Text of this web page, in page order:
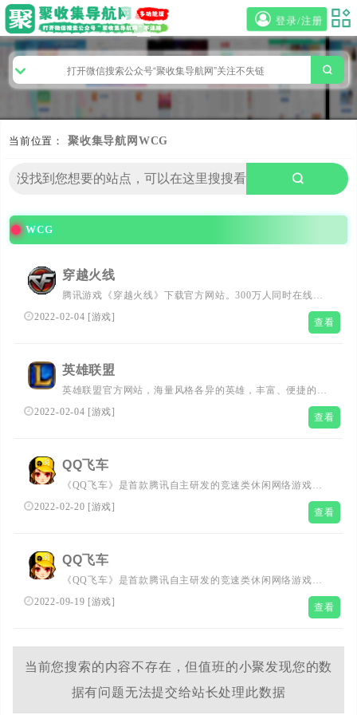
登录/注册
当前位置： 聚收集导航网 WCG
WCG
穿越火线
腾讯游戏《穿越火线》下载官方网站。300万人同时在线，
三亿鼠标的枪战梦想。《穿越火线》追求的不仅仅是开枪的
爽快感，而是来自相互合作及默契带来的战略意义。刚更新
2022-02-04 [游戏] 查看
英雄联盟
英雄联盟官方网站，海量风格各异的英雄，丰富、便捷的物
品合成系统，游戏内置的匹配、排行和竞技系统，独创
的“召唤师”系统及技能、符文、天赋等系统组合，必将带你
2022-02-04 [游戏] 查看
QQ飞车
《QQ飞车》是首款腾讯自主研发的竞速类休闲网络游戏，
底层架构基于世界领先的物理引擎PhysX，游戏手感全面超
越市场同类产品，全力为用户打造逼真的驾驶体验；3D时
高同时在线帐户数突破200万，乃中国网游史上第九款同时
在线冲破百万大关的产品，并为全球游戏市场奉献了排优秀
款同时在线破百万的竞速类网络游戏，同时，也使腾讯拥有
2022-02-20 [游戏] 查看
QQ飞车
《QQ飞车》是首款腾讯自主研发的竞速类休闲网络游戏，
底层架构基于世界领先的物理引擎PhysX，游戏手感全面超
越市场同类产品，全力为用户打造逼真的驾驶体验；3D时
角，力求为用户营造身历其境的感觉。在2011年的5月，最
高同时在线帐户数突破200万，乃中国网游史上第九款同时
在线冲破百万大关的产品，并为全球游戏市场奉献了优秀款
同时在线破百万的竞速类网络游戏，同时，也使腾讯拥有了
2022-09-19 [游戏] 查看
当前您搜索的内容不存在，但值班的小聚发现您的数
据有问题无法提交给站长处理此数据